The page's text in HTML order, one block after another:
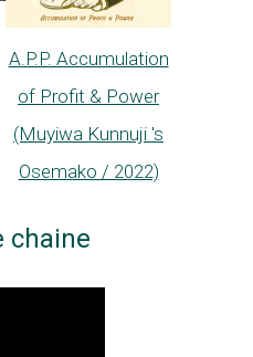
A.P.P. Accumulation
of Profit & Power
(Muyiwa Kunnuji 's
Osemako / 2022)
chaine